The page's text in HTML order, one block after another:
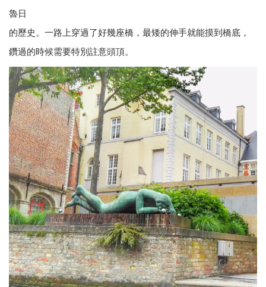
魯日
的歷史。一路上穿過了好幾座橋，最矮的伸手就能摸到橋底，
鑽過的時候需要特別註意頭頂。